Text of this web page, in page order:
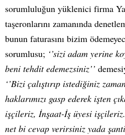
sorumluluğun yüklenici firma
taşeronlarını zamanında
bunun faturasını bizim
sorumlusu; ‘’sizi adam yerine
beni tehdit edemezsiniz’’
‘’Bizi çalıştırıp istediğiniz
haklarımızı gasp ederek işten
işçileriz, İnşaat-İş üyesi
net bi cevap verirsiniz yada